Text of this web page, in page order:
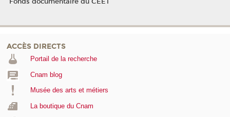
ACCÈS DIRECTS
Portail de la recherche
Cnam blog
Musée des arts et métiers
La boutique du Cnam